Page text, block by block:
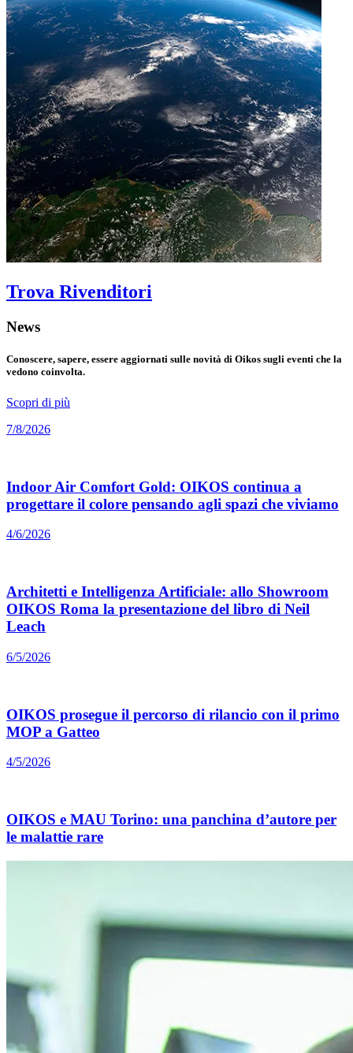
Trova Rivenditori
News
Conoscere, sapere, essere aggiornati sulle novità di Oikos sugli eventi che la
vedono coinvolta.
Scopri di più
7/8/2026
Indoor Air Comfort Gold: OIKOS continua a
progettare il colore pensando agli spazi che viviamo
4/6/2026
Architetti e Intelligenza Artificiale: allo Showroom
OIKOS Roma la presentazione del libro di Neil
Leach
6/5/2026
OIKOS prosegue il percorso di rilancio con il primo
MOP a Gatteo
4/5/2026
OIKOS e MAU Torino: una panchina d’autore per
le malattie rare